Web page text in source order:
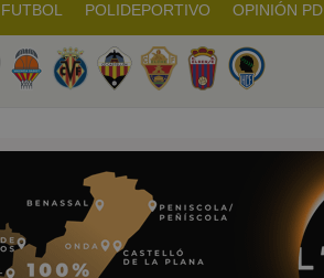
FUTBOL POLIDEPORTIVO OPINIÓN PD